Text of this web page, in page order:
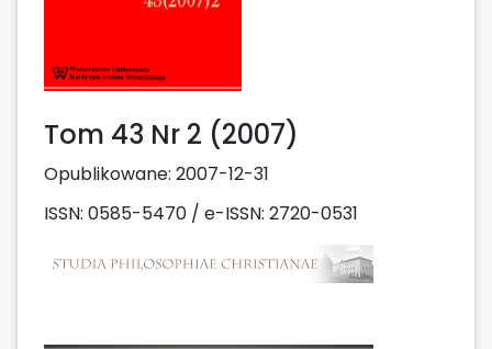
Tom 43 Nr 2 (2007)
Opublikowane: 2007-12-31
ISSN: 0585-5470 / e-ISSN: 2720-0531